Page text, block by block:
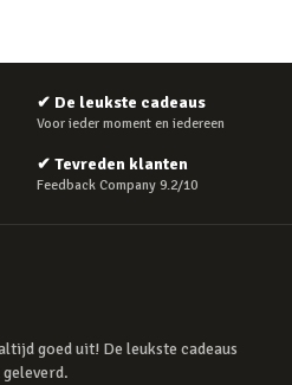
✔ De leukste cadeaus
Voor ieder moment en iedereen
✔ Tevreden klanten
Feedback Company 9.2/10
goed uit! De leukste cadeaus